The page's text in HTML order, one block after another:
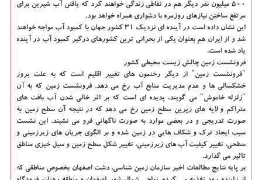
۵۰۰ میلیون نفر دیگر هم در نقاطی زندگی خواهند کرد که یافتن آب شیرین برای
مرتفع ساختن نیازهای روزمره با دشواری همراه خواهد بود.
این نشان داده است در آینده ای نزدیک ۳۱ کشور جهان با کمبود آب مواجه خواهند
شد و از ایران هم بعنوان یکی از بحرانی ترین کشورهای درگیر کمبود آب در آینده
یاد شده است.
فرونشست زمین چالش زیست محیطی کشور
"فرونشست زمین" از دیگر رخنمون های تغییر اقلیم است که به علت بروز
خشکسالی ها و عدم مدیریت منابع آب رخ می دهد. فرونشست زمین که به آن
"زلزله خاموش" می گویند، پدیده ای است که بر اثر خالی شدن آب بافت های
متراکم و لایه های زیرین سطح زمین رخ می دهد که در نتیجه آن سطح زمین به
صورت تدریجی و در بعضی موارد به صورت ناگهانی فرو می نشیند. این نشست
سبب ایجاد ترک و شکاف هایی در زمین شده و بر الگوی جریان های زیرزمینی و
سطحی، تغییر کیفیت آب های زیرزمینی، تغییر شکل سطح زمین و سیل خیزی مناطق
تاثیر می گذارد.
بر پایه نتایج مطالعات اخیر سازمان زمین شناسی، دشت اصفهان بخصوص مناطقی که